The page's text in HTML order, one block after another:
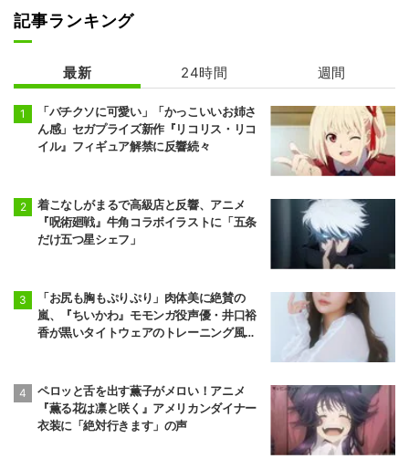
ト!! ヴァンガー
ド
記事ランキング
最新 24時間 週間
「バチクソに可愛い」「かっこいいお姉さ
ん感」セガプライズ新作『リコリス・リコ
イル』フィギュア解禁に反響続々
着こなしがまるで高級店と反響、アニメ
『呪術廻戦』牛角コラボイラストに「五条
だけ五つ星シェフ」
「お尻も胸もぷりぷり」肉体美に絶賛の
嵐、『ちいかわ』モモンガ役声優・井口裕
香が黒いタイトウェアのトレーニング風景
ペロッと舌を出す薫子がメロい！アニメ
『薫る花は凛と咲く』アメリカンダイナー
衣装に「絶対行きます」の声